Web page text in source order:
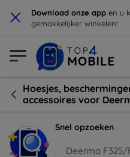
× Download onze app en u
gemakkelijker winkelen!
Hoesjes,
accessoires voor
Snel opzoeken
Deerma F325/